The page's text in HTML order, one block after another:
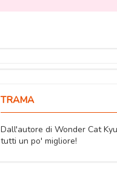
TRAMA
Dall'autore di Wonder Cat
tutti un po' migliore!